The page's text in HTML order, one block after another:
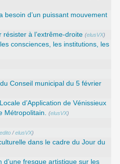
besoin d’un puissant mouvement
résister à l’extrême-droite (elusVX)
consciences, les institutions, les
Conseil municipal du 5 février
d’Application de Vénissieux
Métropolitain. (elusVX)
edito /elusVX)
dans le cadre du Jour du
fresque artistique sur les